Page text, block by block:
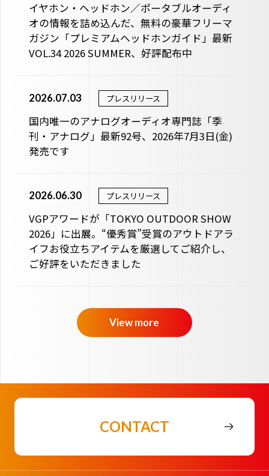
イヤホン・ヘッドホン／ポータブルオーディ
オの情報を詰め込んだ、無料の豪華フリーマ
ガジン「プレミアムヘッドホンガイド」最新
VOL.34 2026 SUMMER、好評配布中
2026.07.03 プレスリリース
国内唯⼀のアナログオーディオ専⾨誌「季
刊・アナログ」最新92号、2026年7月3日(金)
発売です
2026.06.30 プレスリリース
VGPアワードが「TOKYO OUTDOOR SHOW
2026」に出展。“優秀賞”受賞のアウトドアラ
イフお役立ちアイテムを厳選してご紹介し、
ご好評をいただきました
View more
CONTACT